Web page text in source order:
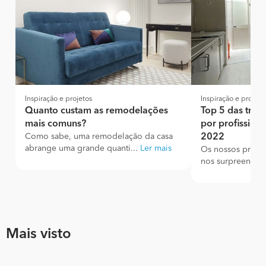
Inspiração e projetos
Quanto custam as remodelações
mais comuns?
Como sabe, uma remodelação da casa
abrange uma grande quanti... Ler mais
Inspiração e
Top 5 das
por
2022
Os nossos
nos
Mais visto